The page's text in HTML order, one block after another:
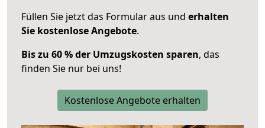
Füllen Sie jetzt das Formular aus und erhalten
Sie kostenlose Angebote.
Bis zu 60 % der Umzugskosten sparen, das
finden Sie nur bei uns!
Kostenlose Angebote erhalten